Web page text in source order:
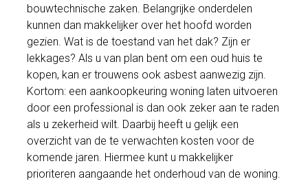
bouwtechnische zaken. Belangrijke onderdelen
kunnen dan makkelijker over het hoofd worden
gezien. Wat is de toestand van het dak? Zijn er
lekkages? Als u van plan bent om een oud huis te
kopen, kan er trouwens ook asbest aanwezig zijn.
Kortom: een aankoopkeuring woning laten uitvoeren
door een professional is dan ook zeker aan te raden
als u zekerheid wilt. Daarbij heeft u gelijk een
overzicht van de te verwachten kosten voor de
komende jaren. Hiermee kunt u makkelijker
prioriteren aangaande het onderhoud van de woning.